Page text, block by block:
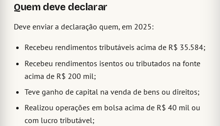
Quem deve declarar
Deve enviar a declaração quem, em 2025:
Recebeu rendimentos tributáveis acima de R$ 35.584;
Recebeu rendimentos isentos ou tributados na fonte
acima de R$ 200 mil;
Teve ganho de capital na venda de bens ou direitos;
Realizou operações em bolsa acima de R$ 40 mil ou
com lucro tributável;